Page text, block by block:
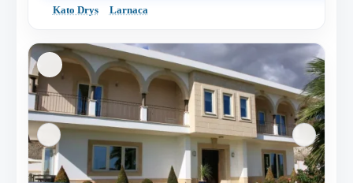
Kato Drys Larnaca